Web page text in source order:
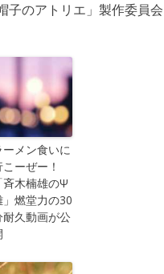
子のアトリエ」製作委員会
ーメン食いに
ーぜー！
斉木楠雄のΨ
」燃堂力の30
耐久動画が公